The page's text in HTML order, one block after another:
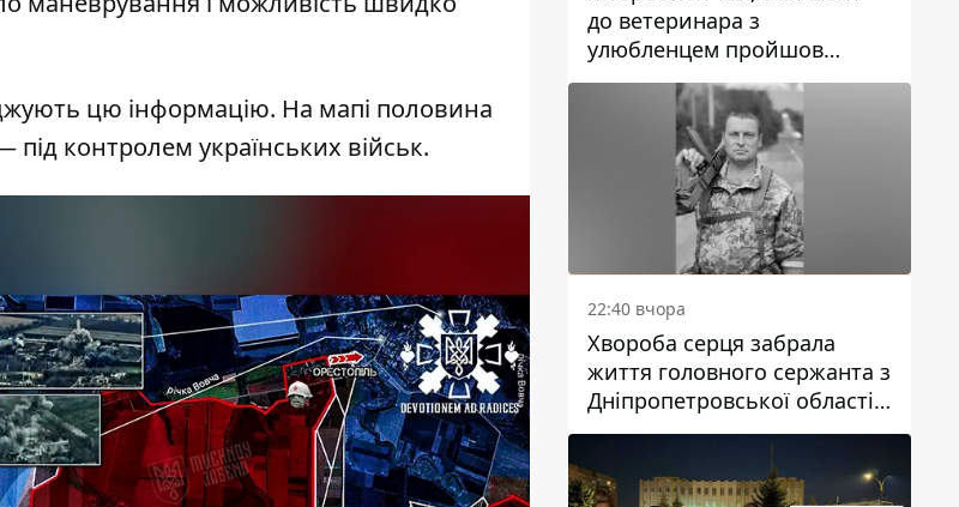
цю інформацію. На мапі половина
під контролем українських військ.
до ветеринара з
улюбленцем пройшов
спокійно: прості поради
22:40 вчора
Хвороба серця забрала
життя головного сержанта з
Дніпропетровської області
Юрія Свистуна